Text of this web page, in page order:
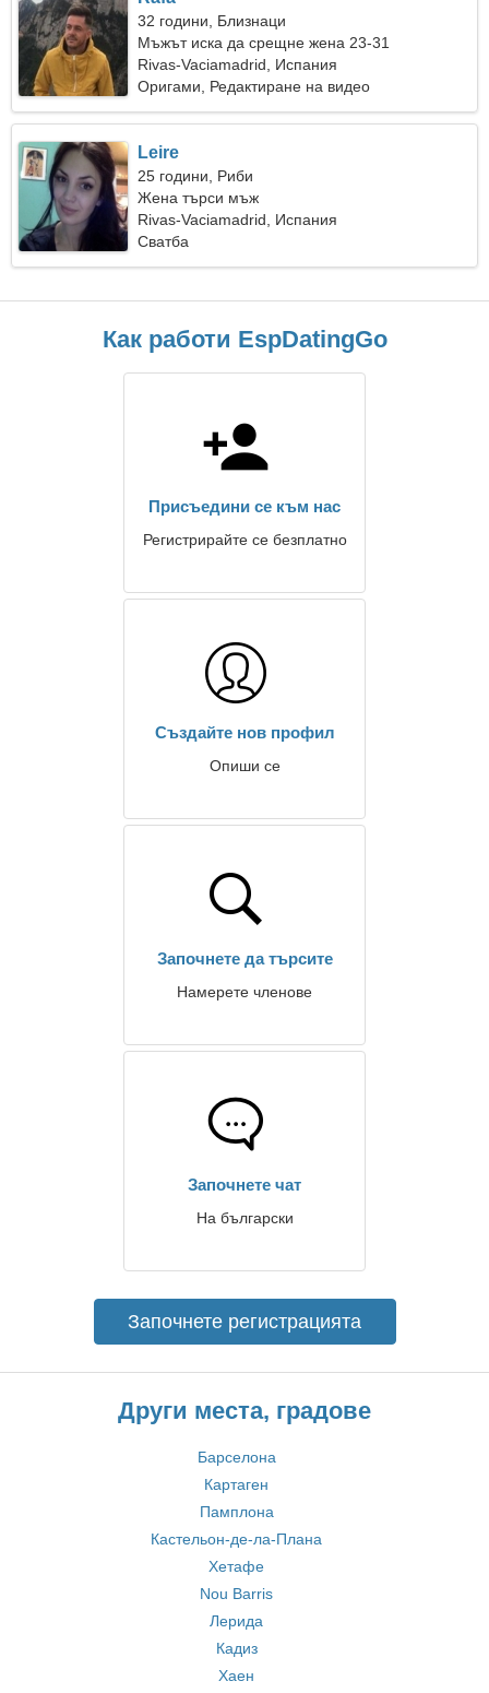
32 години, Близнаци
Мъжът иска да срещне жена 23-31
Rivas-Vaciamadrid, Испания
Оригами, Редактиране на видео
Leire
25 години, Риби
Жена търси мъж
Rivas-Vaciamadrid, Испания
Сватба
Как работи EspDatingGo
Присъедини се към нас
Регистрирайте се безплатно
Създайте нов профил
Опиши се
Започнете да търсите
Намерете членове
Започнете чат
На български
Започнете регистрацията
Други места, градове
Барселона
Картаген
Памплона
Кастельон-де-ла-Плана
Хетафе
Nou Barris
Лерида
Кадиз
Хаен